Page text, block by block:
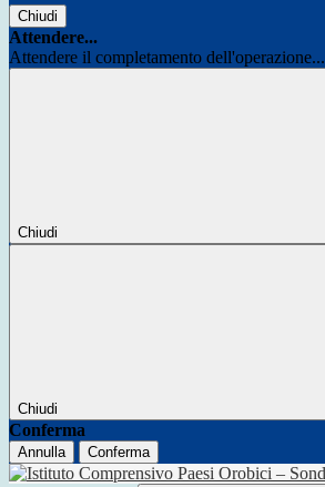
Chiudi
Attendere...
Attendere il completamento dell'operazione...
Chiudi
Chiudi
Conferma
Annulla Conferma